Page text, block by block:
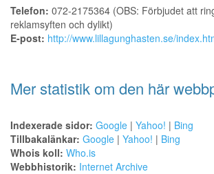
Telefon: 072-2175364 (OBS: Förbjudet att
reklamsyften och dylikt)
E-post: http://www.lillagunghasten.se/
Mer statistik om den här
Indexerade sidor: Google | Yahoo! | Bing
Tillbakalänkar: Google | Yahoo! | Bing
Whois koll: Who.is
Webbhistorik: Internet Archive